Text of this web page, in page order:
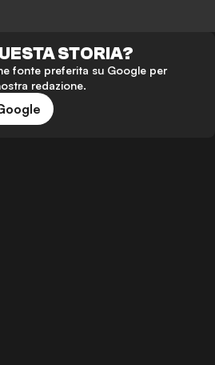
STORIA?
fonte preferita su Google per
redazione.